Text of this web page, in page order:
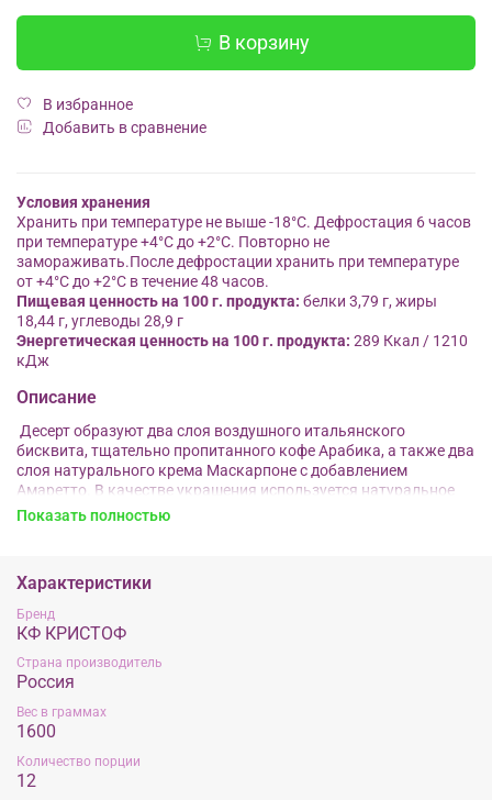
В корзину
В избранное
Добавить в сравнение
Условия хранения
Хранить при температуре не выше -18°С. Дефростация 6 часов
при температуре +4°С до +2°С. Повторно не
замораживать.После дефростации хранить при температуре
от +4°С до +2°С в течение 48 часов.
Пищевая ценность на 100 г. продукта: белки 3,79 г, жиры
18,44 г, углеводы 28,9 г
Энергетическая ценность на 100 г. продукта: 289 Ккал / 1210
кДж
Описание
Десерт образуют два слоя воздушного итальянского
бисквита, тщательно пропитанного кофе Арабика, а также два
слоя натурального крема Маскарпоне с добавлением
Амаретто. В качестве украшения используется натуральное
какао.
Показать полностью
Характеристики
Бренд
КФ КРИСТОФ
Страна производитель
Россия
Вес в граммах
1600
Количество порции
12